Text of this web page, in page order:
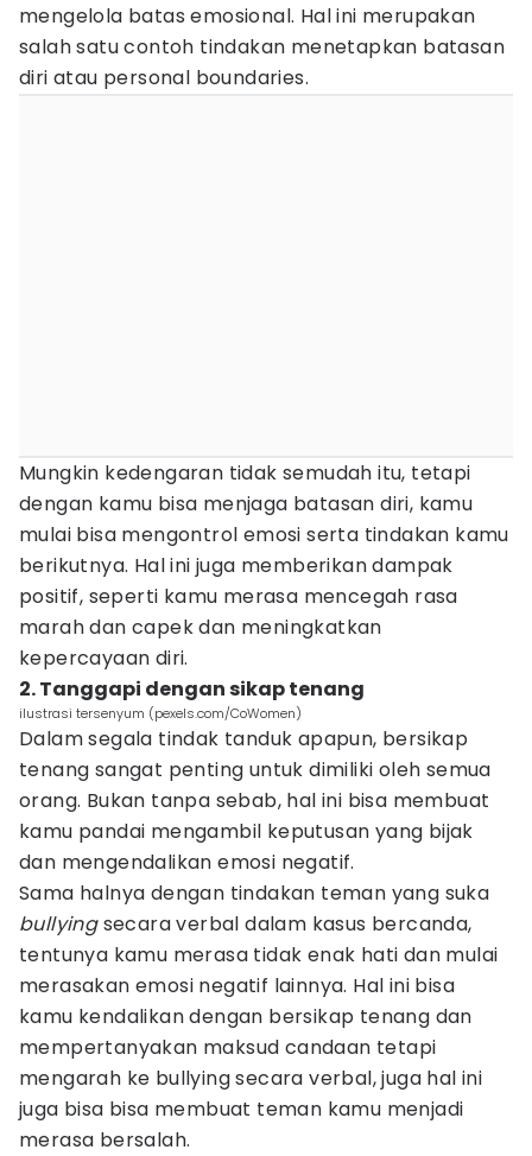
mengelola batas emosional. Hal ini merupakan
salah satu contoh tindakan menetapkan batasan
diri atau personal boundaries.
Mungkin kedengaran tidak semudah itu, tetapi
dengan kamu bisa menjaga batasan diri, kamu
mulai bisa mengontrol emosi serta tindakan kamu
berikutnya. Hal ini juga memberikan dampak
positif, seperti kamu merasa mencegah rasa
marah dan capek dan meningkatkan
kepercayaan diri.
2. Tanggapi dengan sikap tenang
ilustrasi tersenyum (pexels.com/CoWomen)
Dalam segala tindak tanduk apapun, bersikap
tenang sangat penting untuk dimiliki oleh semua
orang. Bukan tanpa sebab, hal ini bisa membuat
kamu pandai mengambil keputusan yang bijak
dan mengendalikan emosi negatif.
Sama halnya dengan tindakan teman yang suka
bullyingsecara verbal dalam kasus bercanda,
tentunya kamu merasa tidak enak hati dan mulai
merasakan emosi negatif lainnya. Hal ini bisa
kamu kendalikan dengan bersikap tenang dan
mempertanyakan maksud candaan tetapi
mengarah ke bullying secara verbal, juga hal ini
juga bisa bisa membuat teman kamu menjadi
merasa bersalah.